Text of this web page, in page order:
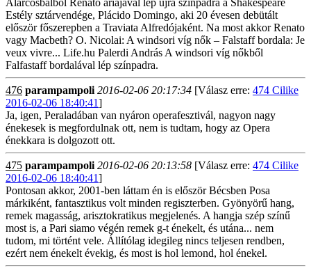
476 parampampoli 2016-02-06 20:17:34 [Válasz erre: 474 Cilike
2016-02-06 18:40:41]
Ja, igen, Peraladában van nyáron operafesztivál, nagyon nagy
énekesek is megfordulnak ott, nem is tudtam, hogy az Opera
énekkara is dolgozott ott.
475 parampampoli 2016-02-06 20:13:58 [Válasz erre: 474 Cilike
2016-02-06 18:40:41]
Pontosan akkor, 2001-ben láttam én is először Bécsben Posa
márkiként, fantasztikus volt minden regiszterben. Gyönyörű hang,
remek magasság, arisztokratikus megjelenés. A hangja szép színű
most is, a Pari siamo végén remek g-t énekelt, és utána... nem
tudom, mi történt vele. Állítólag idegileg nincs teljesen rendben,
ezért nem énekelt évekig, és most is hol lemond, hol énekel.